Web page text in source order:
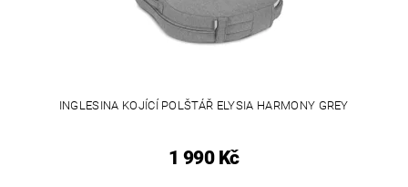
INGLESINA KOJÍCÍ POLŠTÁŘ ELYSIA HARMONY GREY
1 990 Kč